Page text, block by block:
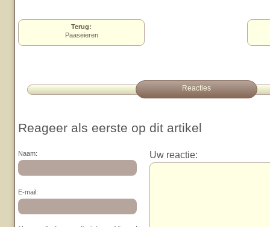
Terug:
Paaseieren
Reacties
Reageer als eerste op dit artikel
Naam:
E-mail:
Uw reactie: